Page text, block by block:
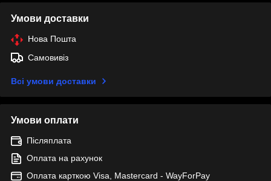
Умови доставки
Нова Пошта
Самовивіз
Всі умови доставки
Умови оплати
Післяплата
Оплата на рахунок
Оплата карткою Visa, Mastercard - WayForPay